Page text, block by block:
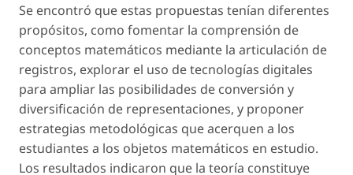
Se encontró que estas propuestas tenían diferentes
propósitos, como fomentar la comprensión de
conceptos matemáticos mediante la articulación de
registros, explorar el uso de tecnologías digitales
para ampliar las posibilidades de conversión y
diversificación de representaciones, y proponer
estrategias metodológicas que acerquen a los
estudiantes a los objetos matemáticos en estudio.
Los resultados indicaron que la teoría constituye